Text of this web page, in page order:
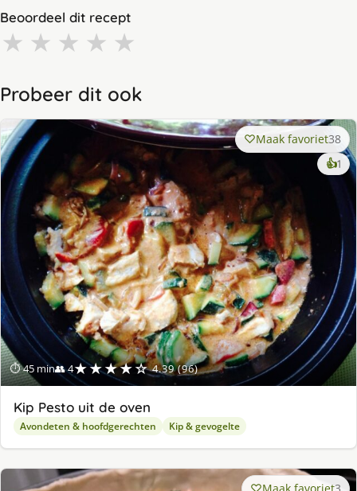
Beoordeel dit recept
★ ★ ★ ★ ★
Probeer dit ook
⏱ 45 min👥 4★★★★☆ 4.39 (96)
Maak favoriet38
👍1
Kip Pesto uit de oven
Avondeten & hoofdgerechten Kip & gevogelte
Maak favoriet3